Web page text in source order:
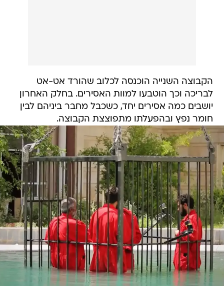
הקבוצה השנייה הוכנסה לכלוב שהורד אט-אט
לבריכה וכך הוטבעו למוות האסירים. בחלק האחרון
יושבים כמה אסירים יחד, כשכבל מחבר ביניהם לבין
חומר נפץ ובהפעלתו מתפוצצת הקבוצה.